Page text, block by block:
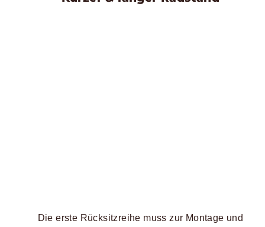
Die erste Rücksitzreihe muss zur Montage und